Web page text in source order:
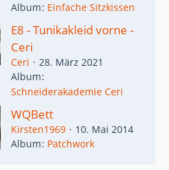
Album Einfache Sitzkissen
E8 - Tunikakleid vorne -
Ceri
Ceri
28. März 2021
Album
Schneiderakademie Ceri
WQBett
Kirsten1969
10. Mai 2014
Album Patchwork